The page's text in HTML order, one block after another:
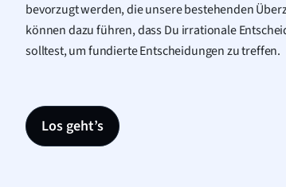
bevorzugt werden, die unsere bestehenden
können dazu führen, dass Du irrationale
solltest, um fundierte Entscheidungen zu treffen.
Los geht’s